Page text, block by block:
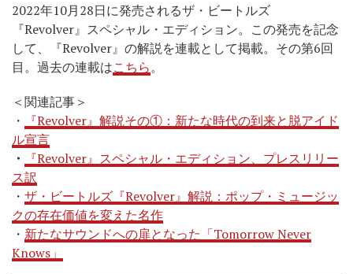
2022年10月28日に発売されるザ・ビートルズ
『Revolver』スペシャル・エディション。この発売を記念
して、『Revolver』の解説を連載として掲載。その第6回
目。過去の連載はこちら。
＜関連記事＞
・
『Revolver』解説その①：新たな時代の到来と脱アイド
ル宣言
・
『Revolver』スペシャル・エディション、プレスリリー
ス訳
・ ザ・ビートルズ『Revolver』解説：ポップ・ミュージッ
クの存在価値を変えた名作
・ 新たなサウンドへの扉となった「Tomorrow Never
Knows」